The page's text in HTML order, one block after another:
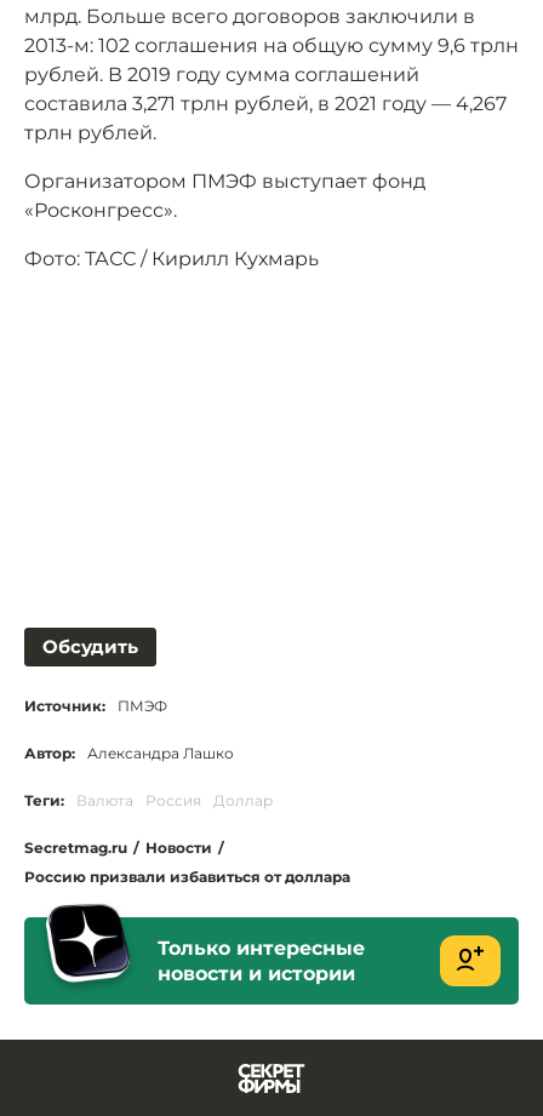
млрд. Больше всего договоров заключили в
2013-м: 102 соглашения на общую сумму 9,6 трлн
рублей. В 2019 году сумма соглашений
составила 3,271 трлн рублей, в 2021 году — 4,267
трлн рублей.
Организатором ПМЭФ выступает фонд
«Росконгресс».
Фото: ТАСС / Кирилл Кухмарь
Обсудить
Источник: ПМЭФ
Автор: Александра Лашко
Теги: Валюта Россия Доллар
Secretmag.ru / Новости /
Россию призвали избавиться от доллара
Только интересные
новости и истории